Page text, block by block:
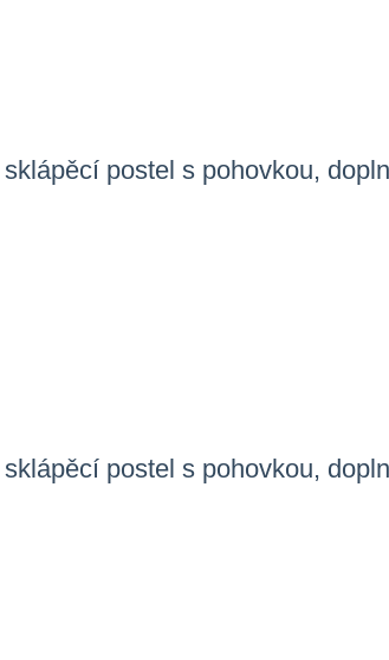
sklápěcí postel s pohovkou,
sklápěcí postel s pohovkou,